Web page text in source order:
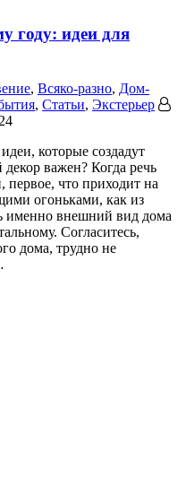
году: идеи для
, Всяко-разно, Дом-
, Статьи, Экстерьер
которые создадут
важен? Когда речь
первое, что приходит на
огоньками, как из
именно внешний вид дома
Согласитесь,
дома, трудно не